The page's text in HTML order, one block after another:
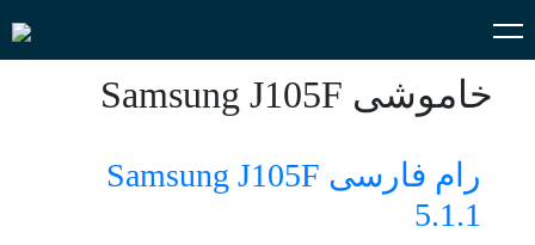
خاموشی Samsung J105F
رام فارسی Samsung J105F
5.1.1